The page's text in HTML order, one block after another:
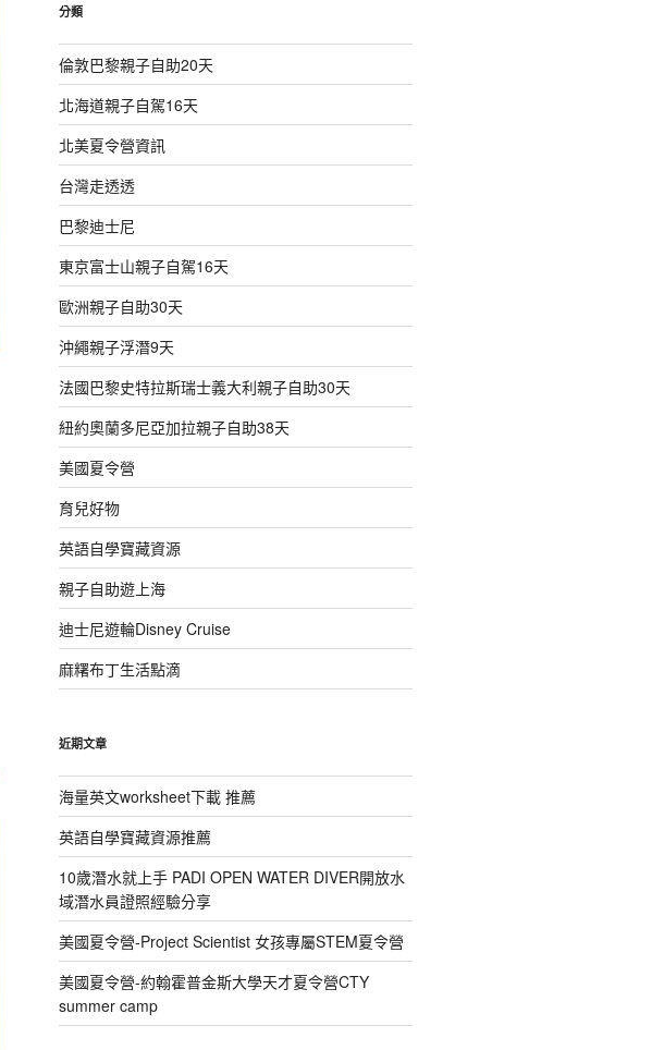
字:
分類
倫敦巴黎親子自助20天
北海道親子自駕16天
北美夏令營資訊
台灣走透透
巴黎迪士尼
東京富士山親子自駕16天
歐洲親子自助30天
沖繩親子浮潛9天
法國巴黎史特拉斯瑞士義大利親子自助30天
紐約奧蘭多尼亞加拉親子自助38天
美國夏令營
育兒好物
英語自學寶藏資源
親子自助遊上海
迪士尼遊輪Disney Cruise
麻糬布丁生活點滴
近期文章
海量英文worksheet下載 推薦
英語自學寶藏資源推薦
10歲潛水就上手 PADI OPEN WATER DIVER開放水
域潛水員證照經驗分享
美國夏令營-Project Scientist 女孩專屬STEM夏令營
美國夏令營-約翰霍普金斯大學天才夏令營CTY
summer camp